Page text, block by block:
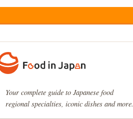
Your complete guide to Japanese food
regional specialties, iconic dishes and more.